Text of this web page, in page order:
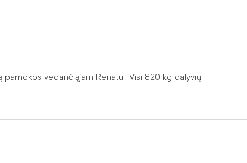
vedančiąjam Renatui. Visi 820 kg dalyvių